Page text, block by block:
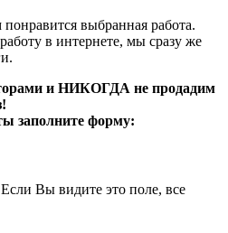
выбранная работа.
в интернете, мы сразу же
и НИКОГДА не продадим
заполните форму:
Если Вы видите это поле, все